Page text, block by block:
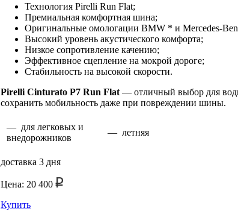
Технология Pirelli Run Flat;
Премиальная комфортная шина;
Оригинальные омологации BMW * и Mercedes-
Высокий уровень акустического комфорта;
Низкое сопротивление качению;
Эффективное сцепление на мокрой дороге;
Стабильность на высокой скорости.
Pirelli Cinturato P7 Run Flat — отличный выбор для
сохранить мобильность даже при повреждении шины.
— для легковых и
внедорожников
— летняя
доставка 3 дня
Цена: 20 400
Купить